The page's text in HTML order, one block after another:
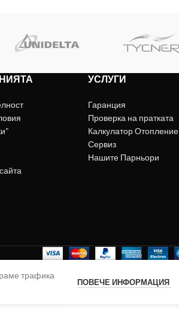
УСЛУГИ
Гаранция
Проверка на пратката
Калкулатор Отопление
Сервиз
Нашите Парньори
трафика
ПОВЕЧЕ ИНФОРМАЦИЯ